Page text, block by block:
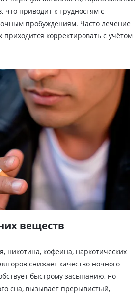
что приводит к трудностям с
пробуждениям. Часто лечение
корректировать с учётом
веществ
никотина, кофеина, наркотических
снижает качество ночного
быстрому засыпанию, но
сна, вызывает прерывистый,